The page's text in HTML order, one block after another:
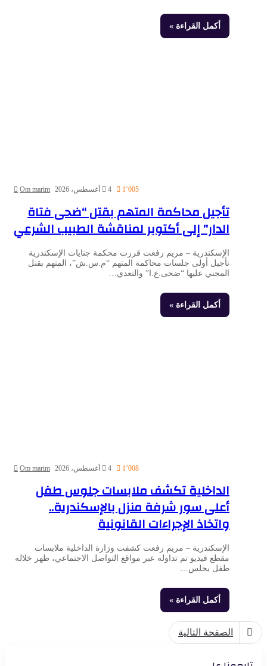
أكمل القراءة »
Om marim 4 أغسطس، 2026 1٬005
تأجيل محاكمة المتهم بقتل “ضحى فتاة
الدار” إلى أكتوبر لمناقشة الطبيب الشرعي
الإسكندرية – مريم رفعت قررت محكمة جنايات الإسكندرية
تأجيل أولى جلسات محاكمة المتهم “م.س.ش”، المتهم بقتل
المجني عليها “ضحى.ع.ا” والتعدي…
أكمل القراءة »
Om marim 4 أغسطس، 2026 1٬008
الداخلية تكشف ملابسات جلوس طفل
أعلى سور شرفة منزل بالإسكندرية..
واتخاذ الإجراءات القانونية
الإسكندرية – مريم رفعت كشفت وزارة الداخلية ملابسات
مقطع فيديو تم تداوله عبر مواقع التواصل الاجتماعي، ظهر خلاله
طفل يجلس…
أكمل القراءة »
الصفحة التالية